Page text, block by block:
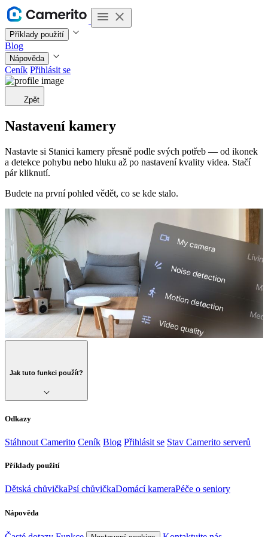
Příklady použití
Blog
Nápověda
Ceník Přihlásit se
Zpět
Nastavení kamery
Nastavte si Stanici kamery přesně podle svých potřeb — od ikonek
a detekce pohybu nebo hluku až po nastavení kvality videa. Stačí
pár kliknutí.
Budete na první pohled vědět, co se kde stalo.
Jak tuto funkci použít?
Odkazy
Stáhnout Camerito Ceník Blog Přihlásit se Stav Camerito serverů
Příklady použití
Dětská chůvičkaPsí chůvičkaDomácí kameraPéče o seniory
Nápověda